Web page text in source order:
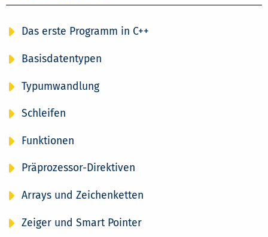
Das erste Programm in C++
Basisdatentypen
Typumwandlung
Schleifen
Funktionen
Präprozessor-Direktiven
Arrays und Zeichenketten
Zeiger und Smart Pointer